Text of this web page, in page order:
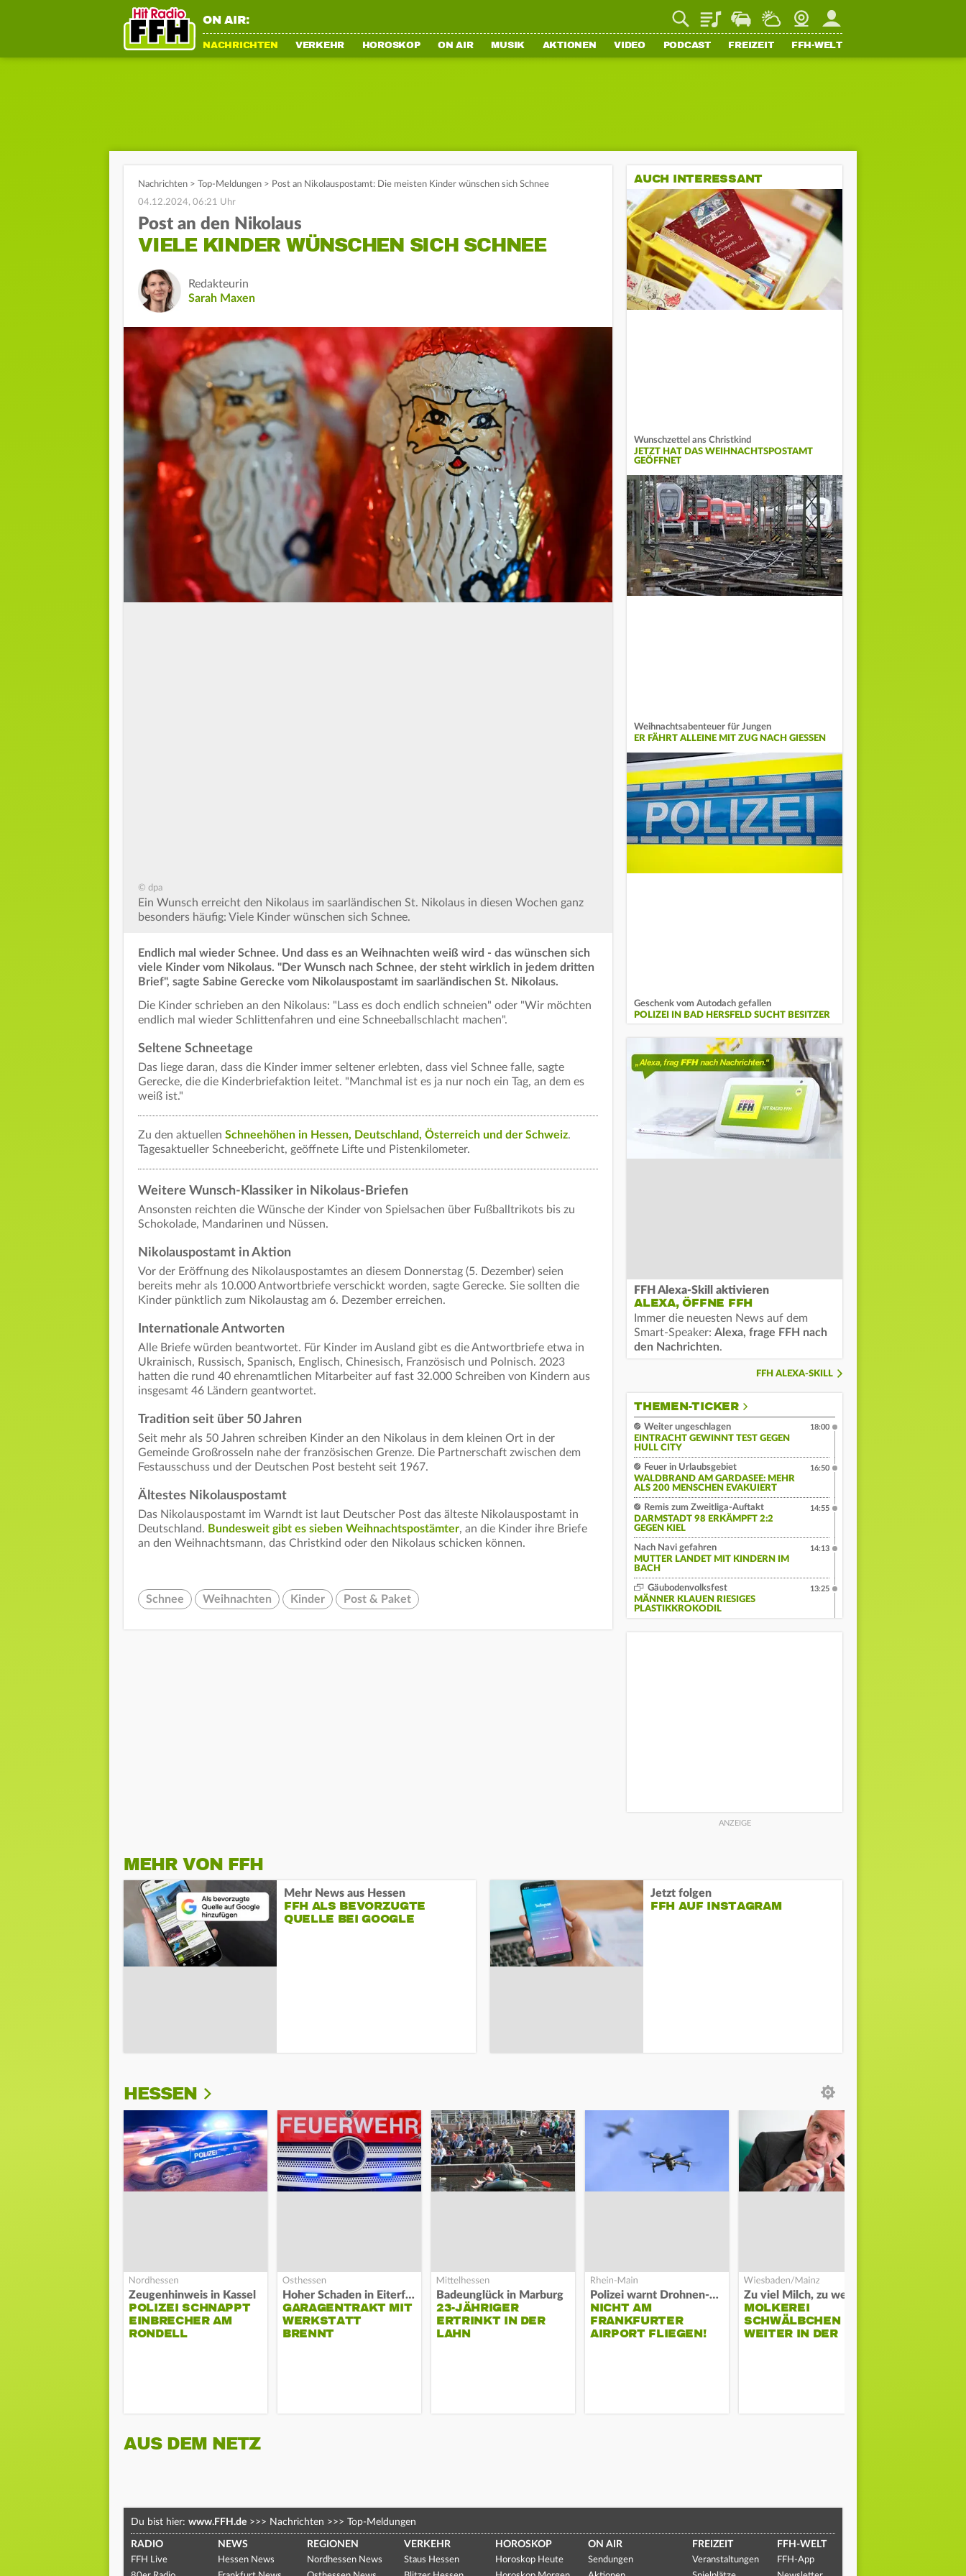
ON AIR: PlaylistStaupilotWetterWebcamMein FFH
NACHRICHTEN VERKEHR HOROSKOP ON AIR MUSIK AKTIONEN VIDEO PODCAST FREIZEIT FFH-WELT
Nachrichten > Top-Meldungen > Post an Nikolauspostamt: Die meisten Kinder wünschen sich Schnee
04.12.2024, 06:21 Uhr
Post an den Nikolaus
VIELE KINDER WÜNSCHEN SICH SCHNEE
Redakteurin
Sarah Maxen
© dpa
Ein Wunsch erreicht den Nikolaus im saarländischen St. Nikolaus in diesen Wochen ganz
besonders häufig: Viele Kinder wünschen sich Schnee.
Endlich mal wieder Schnee. Und dass es an Weihnachten weiß wird - das wünschen sich
viele Kinder vom Nikolaus. "Der Wunsch nach Schnee, der steht wirklich in jedem dritten
Brief", sagte Sabine Gerecke vom Nikolauspostamt im saarländischen St. Nikolaus.
Die Kinder schrieben an den Nikolaus: "Lass es doch endlich schneien" oder "Wir möchten
endlich mal wieder Schlittenfahren und eine Schneeballschlacht machen".
Seltene Schneetage
Das liege daran, dass die Kinder immer seltener erlebten, dass viel Schnee falle, sagte
Gerecke, die die Kinderbriefaktion leitet. "Manchmal ist es ja nur noch ein Tag, an dem es
weiß ist."
Zu den aktuellen Schneehöhen in Hessen, Deutschland, Österreich und der Schweiz.
Tagesaktueller Schneebericht, geöffnete Lifte und Pistenkilometer.
Weitere Wunsch-Klassiker in Nikolaus-Briefen
Ansonsten reichten die Wünsche der Kinder von Spielsachen über Fußballtrikots bis zu
Schokolade, Mandarinen und Nüssen.
Nikolauspostamt in Aktion
Vor der Eröffnung des Nikolauspostamtes an diesem Donnerstag (5. Dezember) seien
bereits mehr als 10.000 Antwortbriefe verschickt worden, sagte Gerecke. Sie sollten die
Kinder pünktlich zum Nikolaustag am 6. Dezember erreichen.
Internationale Antworten
Alle Briefe würden beantwortet. Für Kinder im Ausland gibt es die Antwortbriefe etwa in
Ukrainisch, Russisch, Spanisch, Englisch, Chinesisch, Französisch und Polnisch. 2023
hatten die rund 40 ehrenamtlichen Mitarbeiter auf fast 32.000 Schreiben von Kindern aus
insgesamt 46 Ländern geantwortet.
Tradition seit über 50 Jahren
Seit mehr als 50 Jahren schreiben Kinder an den Nikolaus in dem kleinen Ort in der
Gemeinde Großrosseln nahe der französischen Grenze. Die Partnerschaft zwischen dem
Festausschuss und der Deutschen Post besteht seit 1967.
Ältestes Nikolauspostamt
Das Nikolauspostamt im Warndt ist laut Deutscher Post das älteste Nikolauspostamt in
Deutschland. Bundesweit gibt es sieben Weihnachtspostämter, an die Kinder ihre Briefe
an den Weihnachtsmann, das Christkind oder den Nikolaus schicken können.
Schnee Weihnachten Kinder Post & Paket
AUCH INTERESSANT
Wunschzettel ans Christkind
JETZT HAT DAS WEIHNACHTSPOSTAMT
GEÖFFNET
Weihnachtsabenteuer für Jungen
ER FÄHRT ALLEINE MIT ZUG NACH GIESSEN
Geschenk vom Autodach gefallen
POLIZEI IN BAD HERSFELD SUCHT BESITZER
FFH Alexa-Skill aktivieren
ALEXA, ÖFFNE FFH
Immer die neuesten News auf dem
Smart-Speaker: Alexa, frage FFH nach
den Nachrichten.
FFH ALEXA-SKILL
THEMEN-TICKER
Weiter ungeschlagen
EINTRACHT GEWINNT TEST GEGEN
HULL CITY
18:00
Feuer in Urlaubsgebiet
WALDBRAND AM GARDASEE: MEHR
ALS 200 MENSCHEN EVAKUIERT
16:50
Remis zum Zweitliga-Auftakt
DARMSTADT 98 ERKÄMPFT 2:2
GEGEN KIEL
14:55
Nach Navi gefahren
MUTTER LANDET MIT KINDERN IM
BACH
14:13
Gäubodenvolksfest
MÄNNER KLAUEN RIESIGES
PLASTIKKROKODIL
13:25
MEHR VON FFH
Mehr News aus Hessen
FFH ALS BEVORZUGTE
QUELLE BEI GOOGLE
Jetzt folgen
FFH AUF INSTAGRAM
HESSEN
Zeugenhinweis in Kassel
POLIZEI SCHNAPPT
EINBRECHER AM
RONDELL
Hoher Schaden in Eiterfeld
GARAGENTRAKT MIT
WERKSTATT
BRENNT
Badeunglück in Marburg
23-JÄHRIGER
ERTRINKT IN DER
LAHN
Polizei warnt Drohnen-Besitzer
NICHT AM
FRANKFURTER
AIRPORT FLIEGEN!
MOLKEREI
SCHWÄLBCHEN
WEITER IN DER
AUS DEM NETZ
Du bist hier: www.FFH.de >>> Nachrichten >>> Top-Meldungen
RADIO
FFH Live
NEWS
Hessen News
REGIONEN
Nordhessen News
VERKEHR
Staus Hessen
HOROSKOP
Horoskop Heute
ON AIR
Sendungen
FREIZEIT
Veranstaltungen
FFH-WELT
FFH-App